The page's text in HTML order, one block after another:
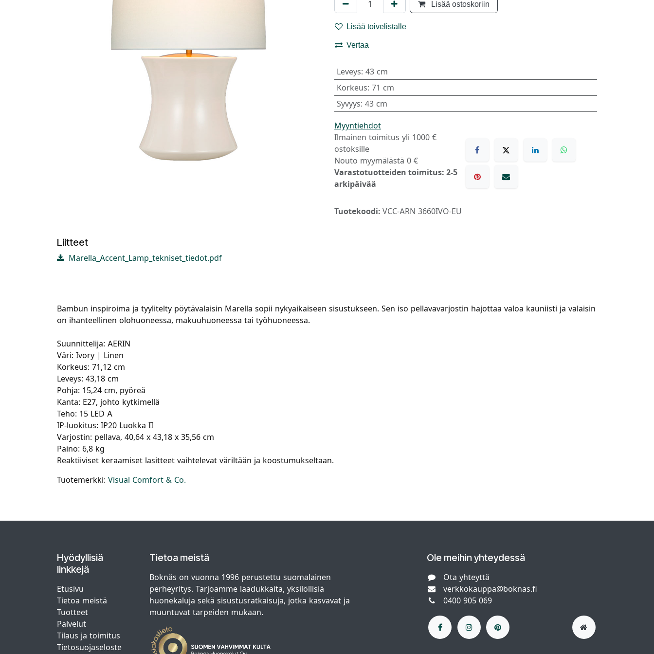
Lisää ostoskoriin
Lisää toivelistalle
Vertaa
Leveys: 43 cm
Korkeus: 71 cm
Syvyys: 43 cm
Myyntiehdot
Ilmainen toimitus yli 1000 €
ostoksille
Nouto myymälästä 0 €
Varastotuotteiden toimitus: 2-5
arkipäivää
Tuotekoodi: VCC-ARN 3660IVO-EU
Liitteet
Marella_Accent_Lamp_tekniset_tiedot.pdf
Bambun inspiroima ja tyylitelty pöytävalaisin Marella sopii nykyaikaiseen sisustukseen. Sen iso pellavavarjostin hajottaa valoa kauniisti ja valaisin
on ihanteellinen olohuoneessa, makuuhuoneessa tai työhuoneessa.
Suunnittelija: AERIN
Väri: Ivory | Linen
Korkeus: 71,12 cm
Leveys: 43,18 cm
Pohja: 15,24 cm, pyöreä
Kanta: E27, johto kytkimellä
Teho: 15 LED A
IP-luokitus: IP20 Luokka II
Varjostin: pellava, 40,64 x 43,18 x 35,56 cm
Paino: 6,8 kg
Reaktiiviset keraamiset lasitteet vaihtelevat väriltään ja koostumukseltaan.
Tuotemerkki: Visual Comfort & Co.
Hyödyllisiä
linkkejä
Etusivu
Tietoa meistä
Tuotteet
Palvelut
Tilaus ja toimitus
Tietosuojaseloste
Tietoa meistä
Boknäs on vuonna 1996 perustettu suomalainen
perheyritys. Tarjoamme laadukkaita, yksilöllisiä
huonekaluja sekä sisustusratkaisuja, jotka kasvavat ja
muuntuvat tarpeiden mukaan.
Ole meihin yhteydessä
Ota yhteyttä
verkkokauppa@boknas.fi
0400 905 069